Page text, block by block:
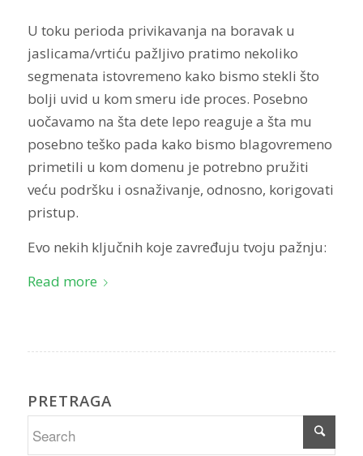
U toku perioda privikavanja na boravak u
jaslicama/vrtiću pažljivo pratimo nekoliko
segmenata istovremeno kako bismo stekli što
bolji uvid u kom smeru ide proces. Posebno
uočavamo na šta dete lepo reaguje a šta mu
posebno teško pada kako bismo blagovremeno
primetili u kom domenu je potrebno pružiti
veću podršku i osnaživanje, odnosno, korigovati
pristup.
Evo nekih ključnih koje zavređuju tvoju pažnju:
Read more
PRETRAGA